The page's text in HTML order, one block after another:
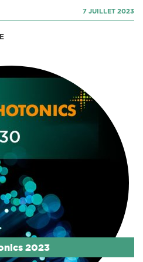
7 JUILLET 2023
2023